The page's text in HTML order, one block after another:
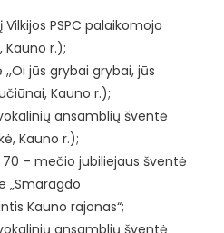
PSPC palaikomojo
r.);
jūs grybai grybai, jūs
Kauno r.);
ansamblių šventė
Kauno r.);
– mečio jubiliejaus šventė
„Smaragdo
Kauno rajonas“;
ansamblių šventė